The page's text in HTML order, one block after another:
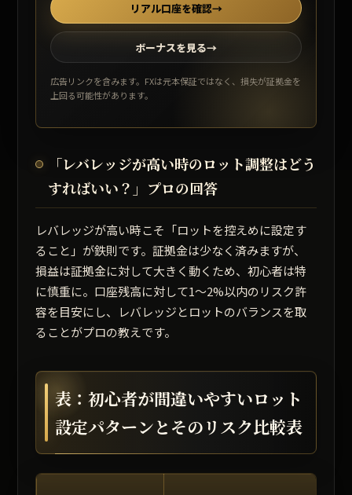
リアル口座を確認→
ボーナスを見る→
広告リンクを含みます。FXは元本保証ではなく、損失が証拠金を
上回る可能性があります。
「レバレッジが高い時のロット調整はどう
すればいい？」プロの回答
レバレッジが高い時こそ 「ロットを控えめに設定す
ること」 が鉄則です。証拠金は少なく済みますが、
損益は証拠金に対して大きく動くため、初心者は特
に慎重に。口座残高に対して1～2%以内のリスク許
容を目安にし、レバレッジとロットのバランスを取
ることがプロの教えです。
表：初心者が間違いやすいロット
設定パターンとそのリスク比較表